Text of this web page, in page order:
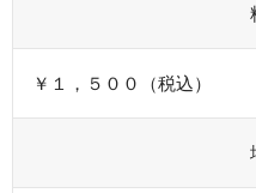
￥１，５００（税込）